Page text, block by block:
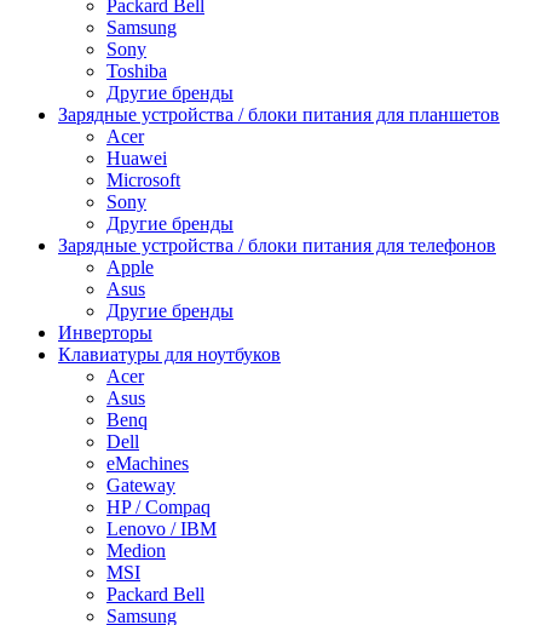
Packard Bell
Samsung
Sony
Toshiba
Другие бренды
Зарядные устройства / блоки питания для планшетов
Acer
Huawei
Microsoft
Sony
Другие бренды
Зарядные устройства / блоки питания для телефонов
Apple
Asus
Другие бренды
Инверторы
Клавиатуры для ноутбуков
Acer
Asus
Benq
Dell
eMachines
Gateway
HP / Compaq
Lenovo / IBM
Medion
MSI
Packard Bell
Samsung